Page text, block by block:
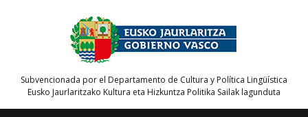
Subvencionada por el Departamento de Cultura y Política Lingüística
Eusko Jaurlaritzako Kultura eta Hizkuntza Politika Sailak lagunduta